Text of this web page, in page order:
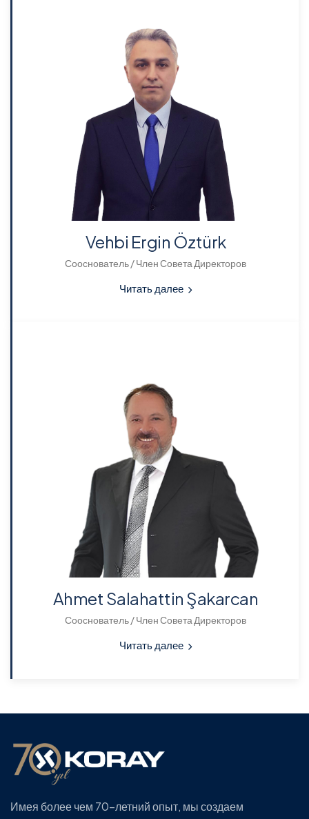
Vehbi Ergin Öztürk
Сооснователь / Член Совета Директоров
Читать далее
Ahmet Salahattin Şakarcan
Сооснователь / Член Совета Директоров
Читать далее
Имея более чем 70-летний опыт, мы создаем